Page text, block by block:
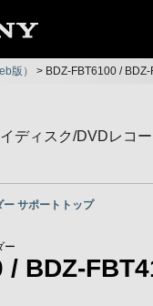
版） > BDZ-FBT6100 /
ディスク/DVDレコ
サポートトップ
ー
/ BDZ-